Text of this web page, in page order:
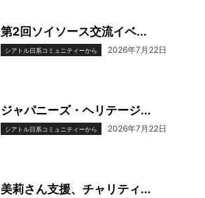
第2回ソイソース交流イベ...
シアトル日系コミュニティーから 2026年7月22日
ジャパニーズ・ヘリテージ...
シアトル日系コミュニティーから 2026年7月22日
美莉さん支援、チャリティ...